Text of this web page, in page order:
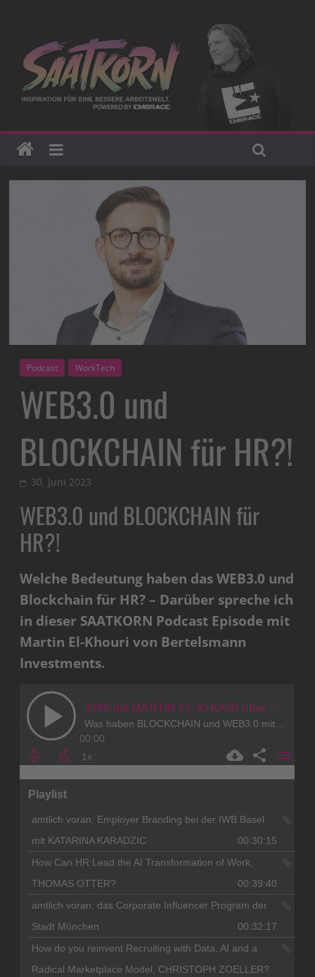
Podcast WorkTech
WEB3.0 und
BLOCKCHAIN für HR?!
30. Juni 2023
WEB3.0 und BLOCKCHAIN für
HR?!
Welche Bedeutung haben das WEB3.0 und
Blockchain für HR? – Darüber spreche ich
in dieser SAATKORN Podcast Episode mit
Martin El-Khouri von Bertelsmann
Investments.